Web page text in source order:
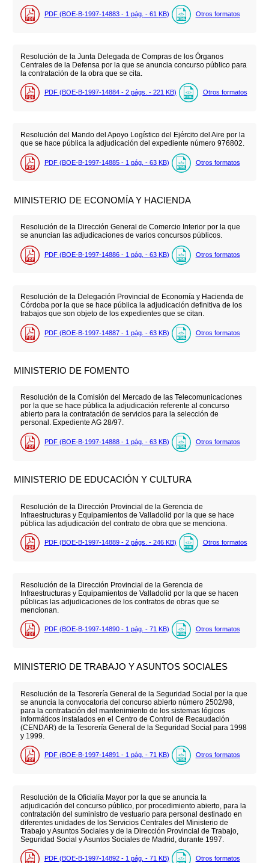
PDF (BOE-B-1997-14883 - 1 pág. - 61 KB) Otros formatos
Resolución de la Junta Delegada de Compras de los Órganos
Centrales de la Defensa por la que se anuncia concurso público para
la contratación de la obra que se cita.
PDF (BOE-B-1997-14884 - 2 págs. - 221 KB) Otros formatos
Resolución del Mando del Apoyo Logístico del Ejército del Aire por la
que se hace pública la adjudicación del expediente número 976802.
PDF (BOE-B-1997-14885 - 1 pág. - 63 KB) Otros formatos
MINISTERIO DE ECONOMÍA Y HACIENDA
Resolución de la Dirección General de Comercio Interior por la que
se anuncian las adjudicaciones de varios concursos públicos.
PDF (BOE-B-1997-14886 - 1 pág. - 63 KB) Otros formatos
Resolución de la Delegación Provincial de Economía y Hacienda de
Córdoba por la que se hace pública la adjudicación definitiva de los
trabajos que son objeto de los expedientes que se citan.
PDF (BOE-B-1997-14887 - 1 pág. - 63 KB) Otros formatos
MINISTERIO DE FOMENTO
Resolución de la Comisión del Mercado de las Telecomunicaciones
por la que se hace pública la adjudicación referente al concurso
abierto para la contratación de servicios para la selección de
personal. Expediente AG 28/97.
PDF (BOE-B-1997-14888 - 1 pág. - 63 KB) Otros formatos
MINISTERIO DE EDUCACIÓN Y CULTURA
Resolución de la Dirección Provincial de la Gerencia de
Infraestructuras y Equipamientos de Valladolid por la que se hace
pública las adjudicación del contrato de obra que se menciona.
PDF (BOE-B-1997-14889 - 2 págs. - 246 KB) Otros formatos
Resolución de la Dirección Provincial de la Gerencia de
Infraestructuras y Equipamientos de Valladolid por la que se hacen
públicas las adjudicaciones de los contratos de obras que se
mencionan.
PDF (BOE-B-1997-14890 - 1 pág. - 71 KB) Otros formatos
MINISTERIO DE TRABAJO Y ASUNTOS SOCIALES
Resolución de la Tesorería General de la Seguridad Social por la que
se anuncia la convocatoria del concurso abierto número 2502/98,
para la contratación del mantenimiento de los sistemas lógicos
informáticos instalados en el Centro de Control de Recaudación
(CENDAR) de la Tesorería General de la Seguridad Social para 1998
y 1999.
PDF (BOE-B-1997-14891 - 1 pág. - 71 KB) Otros formatos
Resolución de la Oficialía Mayor por la que se anuncia la
adjudicación del concurso público, por procedimiento abierto, para la
contratación del suministro de vestuario para personal destinado en
diferentes unidades de los Servicios Centrales del Ministerio de
Trabajo y Asuntos Sociales y de la Dirección Provincial de Trabajo,
Seguridad Social y Asuntos Sociales de Madrid, durante 1997.
PDF (BOE-B-1997-14892 - 1 pág. - 71 KB) Otros formatos